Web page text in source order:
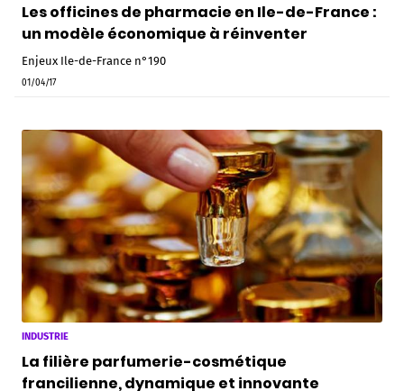
Les officines de pharmacie en Ile-de-France :
un modèle économique à réinventer
Enjeux Ile-de-France n°190
01/04/17
INDUSTRIE
La filière parfumerie-cosmétique
francilienne, dynamique et innovante